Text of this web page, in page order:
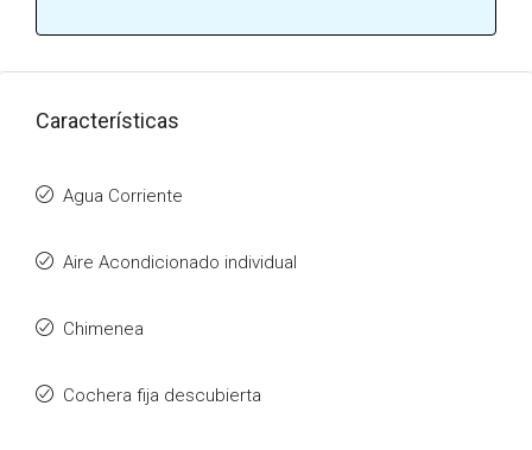
Características
Agua Corriente
Aire Acondicionado individual
Chimenea
Cochera fija descubierta